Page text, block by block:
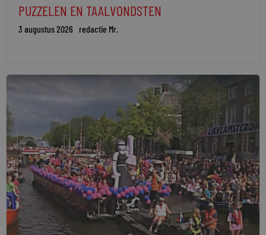
PUZZELEN EN TAALVONDSTEN
3 augustus 2026 redactie Mr.